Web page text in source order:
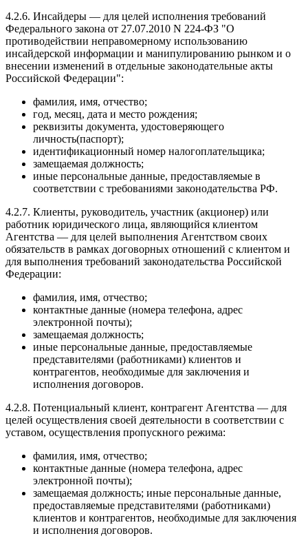
4.2.6. Инсайдеры — для целей исполнения требований
Федерального закона от 27.07.2010 N 224-ФЗ "О
противодействии неправомерному использованию
инсайдерской информации и манипулированию рынком и о
внесении изменений в отдельные законодательные акты
Российской Федерации":
фамилия, имя, отчество;
год, месяц, дата и место рождения;
реквизиты документа, удостоверяющего
личность(паспорт);
идентификационный номер налогоплательщика;
замещаемая должность;
иные персональные данные, предоставляемые в
соответствии с требованиями законодательства РФ.
4.2.7. Клиенты, руководитель, участник (акционер) или
работник юридического лица, являющийся клиентом
Агентства — для целей выполнения Агентством своих
обязательств в рамках договорных отношений с клиентом и
для выполнения требований законодательства Российской
Федерации:
фамилия, имя, отчество;
контактные данные (номера телефона, адрес
электронной почты);
замещаемая должность;
иные персональные данные, предоставляемые
представителями (работниками) клиентов и
контрагентов, необходимые для заключения и
исполнения договоров.
4.2.8. Потенциальный клиент, контрагент Агентства — для
целей осуществления своей деятельности в соответствии с
уставом, осуществления пропускного режима:
фамилия, имя, отчество;
контактные данные (номера телефона, адрес
электронной почты);
замещаемая должность; иные персональные данные,
предоставляемые представителями (работниками)
клиентов и контрагентов, необходимые для заключения
и исполнения договоров.